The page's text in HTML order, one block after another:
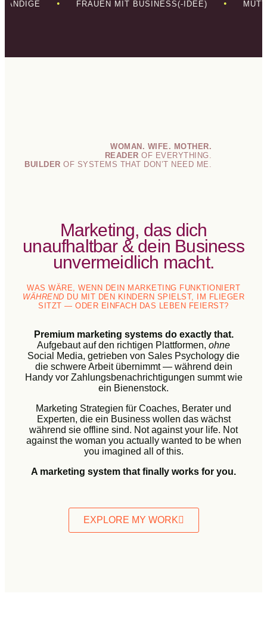
FRAUEN MIT BUSINESS(-IDEE)
WOMAN. WIFE. MOTHER.
READER OF EVERYTHING.
BUILDER OF SYSTEMS THAT DON’T NEED ME.
Marketing, das dich
unaufhaltbar & dein Business
unvermeidlich macht.
WAS WÄRE, WENN DEIN MARKETING FUNKTIONIERT
WÄHREND DU MIT DEN KINDERN SPIELST, IM FLIEGER
SITZT — ODER EINFACH DAS LEBEN FEIERST?
Premium marketing systems do exactly that.
Aufgebaut auf den richtigen Plattformen, ohne
Social Media, getrieben von Sales Psychology die
die schwere Arbeit übernimmt — während dein
Handy vor Zahlungsbenachrichtigungen summt wie
ein Bienenstock.
Marketing Strategien für Coaches, Berater und
Experten, die ein Business wollen das wächst
während sie offline sind. Not against your life. Not
against the woman you actually wanted to be when
you imagined all of this.
A marketing system that finally works for you.
EXPLORE MY WORK